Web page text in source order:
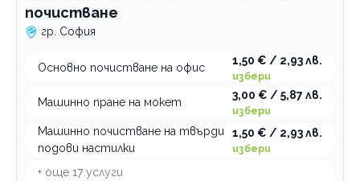
почистване
гр. София
Основно почистване на офис
1,50 € / 2,93 лв.
избери
Машинно пране на мокет
3,00 € / 5,87 лв.
избери
Машинно почистване на твърди
подови настилки
1,50 € / 2,93 лв.
избери
+ още 17 услуги